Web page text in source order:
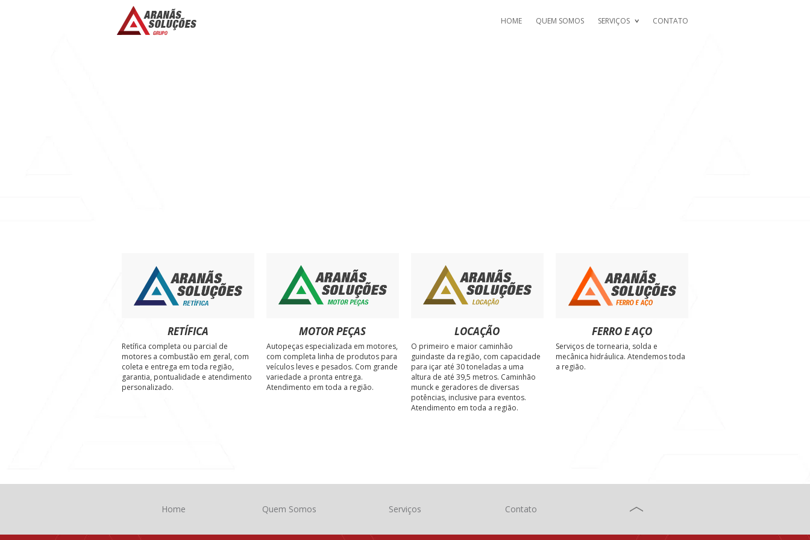
HOME QUEM SOMOS SERVIÇOS CONTATO
RETÍFICA
Retífica completa ou parcial de
motores a combustão em geral, com
coleta e entrega em toda região,
garantia, pontualidade e atendimento
personalizado.
MOTOR PEÇAS
Autopeças especializada em motores,
com completa linha de produtos para
veículos leves e pesados. Com grande
variedade a pronta entrega.
Atendimento em toda a região.
LOCAÇÃO
O primeiro e maior caminhão
guindaste da região, com capacidade
para içar até 30 toneladas a uma
altura de até 39,5 metros. Caminhão
munck e geradores de diversas
potências, inclusive para eventos.
Atendimento em toda a região.
FERRO E AÇO
Serviços de tornearia, solda e
mecânica hidráulica. Atendemos toda
a região.
Home Quem Somos Serviços Contato